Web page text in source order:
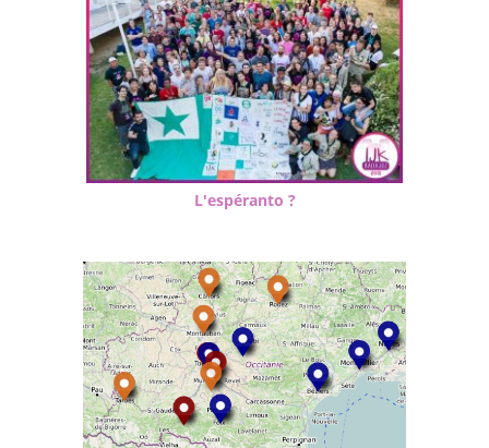
L'espéranto ?